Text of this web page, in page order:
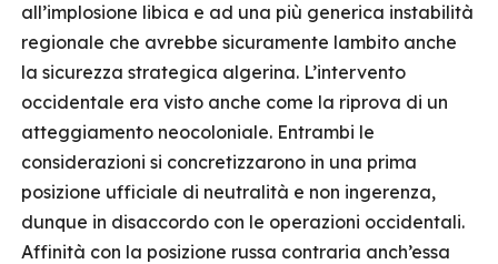
all’implosione libica e ad una più generica instabilità
regionale che avrebbe sicuramente lambito anche
la sicurezza strategica algerina. L’intervento
occidentale era visto anche come la riprova di un
atteggiamento neocoloniale. Entrambi le
considerazioni si concretizzarono in una prima
posizione ufficiale di neutralità e non ingerenza,
dunque in disaccordo con le operazioni occidentali.
Affinità con la posizione russa contraria anch’essa